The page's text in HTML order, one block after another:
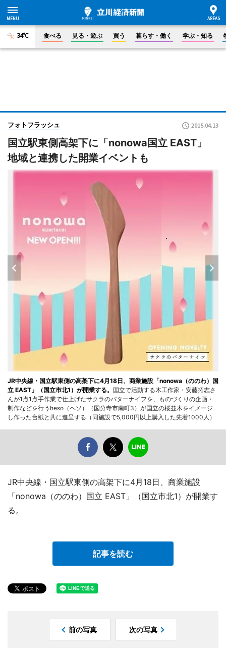
34°C 食べる 見る・遊ぶ 買う 暮らす・働く 学ぶ・知る
フォトフラッシュ 2015.04.13
国立駅東側高架下に「nonowa国立 EAST」
地域と連携した開業イベントも
JR中央線・国立駅東側の高架下に4月18日、商業施設「nonowa（ののわ）国
立 EAST」（国立市北1）が開業する。 国立で活動する木工作家・安藤拓志さ
んが1点1点手作業で仕上げたサクラのバターナイフを、ものづくりの企画・
制作などを行うheso（ヘソ）（国分寺市南町3）が国立の桜並木をイメージ
し作った台紙と共に進呈する（同施設で5,000円以上購入した先着1000人）
JR中央線・国立駅東側の高架下に4月18日、商業施設
「nonowa（ののわ）国立 EAST」（国立市北1）が開業す
る。
記事を読む
前の写真 次の写真